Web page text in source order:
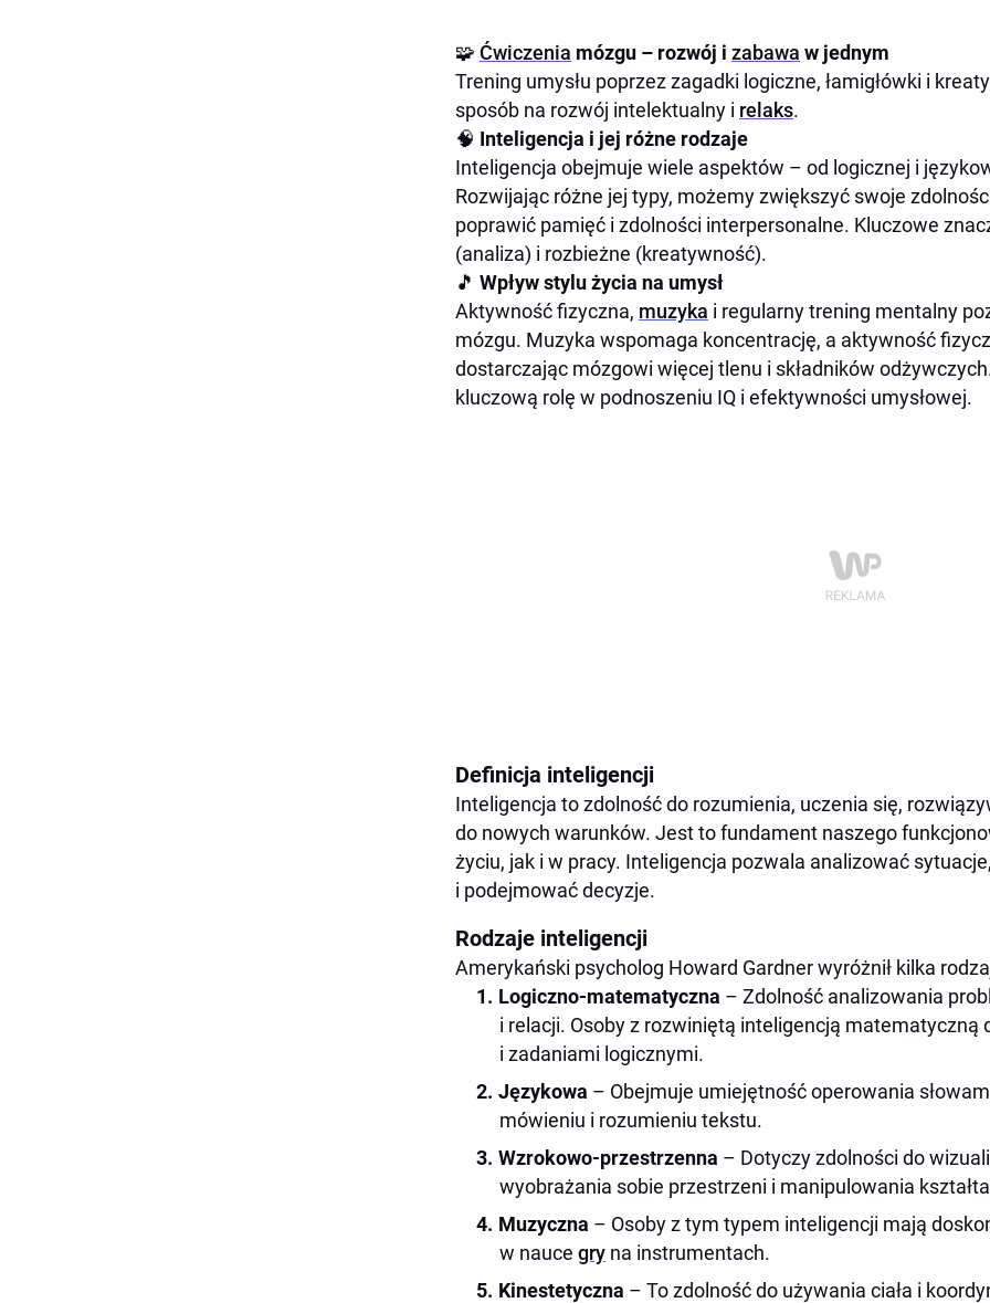
Inteligencja kreatywna i zaburzenia czynnościowe
Czym jest inteligencja kreatywna?
Zaburzenia czynnościowe a kreatywność
1. Ćwiczenia rozwijające kreatywność:
2. Nawyki wspierające kreatywność:
Kreatywność a problemy społeczne
Kreatywność w praktyce – dlaczego warto ją rozwijać?
Asertywność – sztuka mówienia „nie”
Czym jest asertywność?
1. Zdrowie psychiczne i fizyczne
2. Lepsze relacje interpersonalne
Asertywność, a inteligencja emocjonalna
Zdolności poznawcze i talenty intelektualne
Podejście do rozwiązywania problemów
Motywacja i podejście do wyzwań
Asertywność i pewność siebie
Inteligencja emocjonalna i społeczna
Kreatywność i podejście do ryzyka
Podsumowanie
🧩 Ćwiczenia mózgu – rozwój i zabawa w jednym
Trening umysłu poprzez zagadki logiczne, łamigłówki i
sposób na rozwój intelektualny i relaks.
🧠 Inteligencja i jej różne rodzaje
Inteligencja obejmuje wiele aspektów – od logicznej i
Rozwijając różne jej typy, możemy zwiększyć swoje
poprawić pamięć i zdolności interpersonalne. Kluczowe
(analiza) i rozbieżne (kreatywność).
🎵 Wpływ stylu życia na umysł
Aktywność fizyczna, muzyka i regularny trening mentalny
mózgu. Muzyka wspomaga koncentrację, a aktywność
dostarczając mózgowi więcej tlenu i składników
kluczową rolę w podnoszeniu IQ i efektywności umysłowej.
Definicja inteligencji
Inteligencja to zdolność do rozumienia, uczenia się,
do nowych warunków. Jest to fundament naszego
życiu, jak i w pracy. Inteligencja pozwala analizować
i podejmować decyzje.
Rodzaje inteligencji
Amerykański psycholog Howard Gardner wyróżnił kilka
Logiczno-matematyczna – Zdolność analizowania
i relacji. Osoby z rozwiniętą inteligencją matematyczną
i zadaniami logicznymi.
Językowa – Obejmuje umiejętność operowania
mówieniu i rozumieniu tekstu.
Wzrokowo-przestrzenna – Dotyczy zdolności do
wyobrażania sobie przestrzeni i manipulowania
Muzyczna – Osoby z tym typem inteligencji mają
w nauce gry na instrumentach.
Kinestetyczna – To zdolność do używania ciała i